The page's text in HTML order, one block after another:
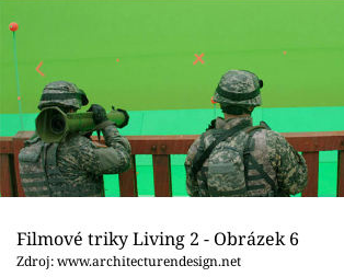
Filmové triky Living 2 - Obrázek 6
Zdroj: www.architecturendesign.net